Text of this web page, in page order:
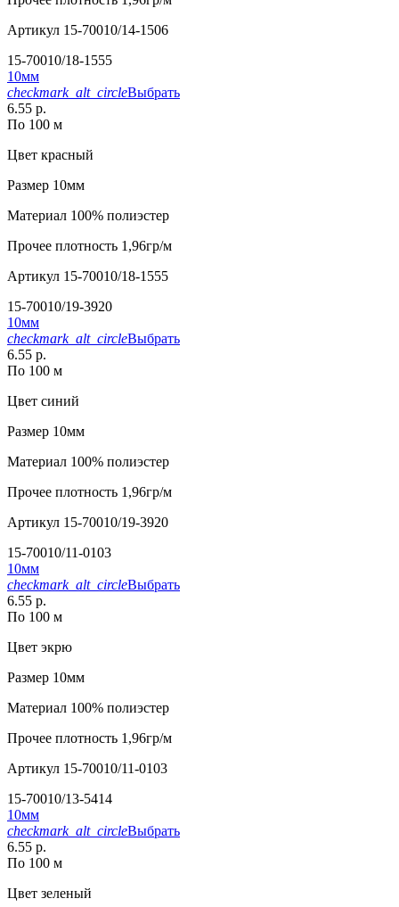
Артикул 15-70010/14-1506
15-70010/18-1555
10мм
checkmark_alt_circleВыбрать
6.55 р.
По 100 м
Цвет красный
Размер 10мм
Материал 100% полиэстер
Прочее плотность 1,96гр/м
Артикул 15-70010/18-1555
15-70010/19-3920
10мм
checkmark_alt_circleВыбрать
6.55 р.
По 100 м
Цвет синий
Размер 10мм
Материал 100% полиэстер
Прочее плотность 1,96гр/м
Артикул 15-70010/19-3920
15-70010/11-0103
10мм
checkmark_alt_circleВыбрать
6.55 р.
По 100 м
Цвет экрю
Размер 10мм
Материал 100% полиэстер
Прочее плотность 1,96гр/м
Артикул 15-70010/11-0103
15-70010/13-5414
10мм
checkmark_alt_circleВыбрать
6.55 р.
По 100 м
Цвет зеленый